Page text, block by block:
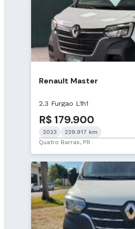
Renault Master
2.3 Furgao L1h1
R$ 179.900
2023
229.917 km
Quatro Barras, PR